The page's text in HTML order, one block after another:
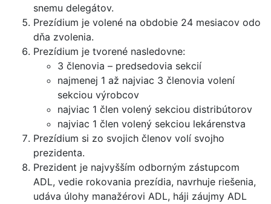
snemu delegátov.
Prezídium je volené na obdobie 24 mesiacov odo
dňa zvolenia.
Prezídium je tvorené nasledovne:
3 členovia – predsedovia sekcií
najmenej 1 až najviac 3 členovia volení
sekciou výrobcov
najviac 1 člen volený sekciou distribútorov
najviac 1 člen volený sekciou lekárenstva
Prezídium si zo svojich členov volí svojho
prezidenta.
Prezident je najvyšším odborným zástupcom
ADL, vedie rokovania prezídia, navrhuje riešenia,
udáva úlohy manažérovi ADL, háji záujmy ADL